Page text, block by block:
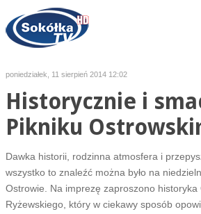
poniedziałek, 11 sierpień 2014 12:02
Historycznie i
Pikniku
Dawka historii, rodzinna atmosfera i
wszystko to znaleźć można było na
Ostrowie. Na imprezę zaproszono historyka
Ryżewskiego, który w ciekawy sposób